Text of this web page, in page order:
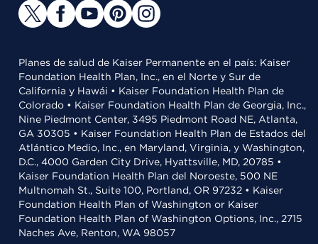
Planes de salud de Kaiser Permanente en el país: Kaiser
Foundation Health Plan, Inc., en el Norte y Sur de
California y Hawái • Kaiser Foundation Health Plan de
Colorado • Kaiser Foundation Health Plan de Georgia, Inc.,
Nine Piedmont Center, 3495 Piedmont Road NE, Atlanta,
GA 30305 • Kaiser Foundation Health Plan de Estados del
Atlántico Medio, Inc., en Maryland, Virginia, y Washington,
D.C., 4000 Garden City Drive, Hyattsville, MD, 20785 •
Kaiser Foundation Health Plan del Noroeste, 500 NE
Multnomah St., Suite 100, Portland, OR 97232 • Kaiser
Foundation Health Plan of Washington or Kaiser
Foundation Health Plan of Washington Options, Inc., 2715
Naches Ave, Renton, WA 98057